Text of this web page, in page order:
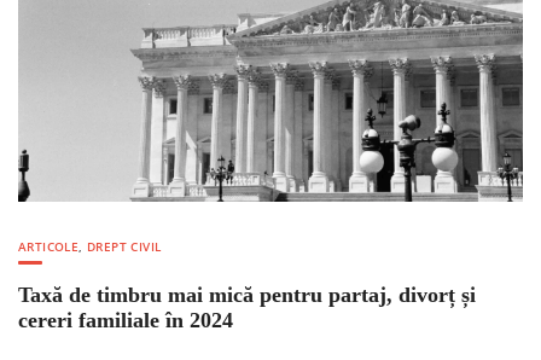
ARTICOLE, DREPT CIVIL
Taxă de timbru mai mică pentru partaj, divorț și
cereri familiale în 2024